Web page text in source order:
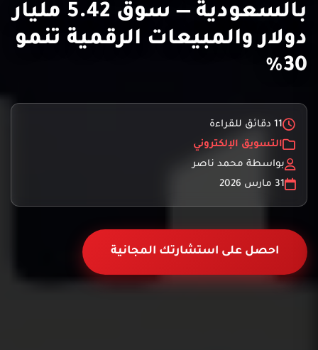
بالسعودية — سوق 5.42 مليار
دولار والمبيعات الرقمية تنمو
30%
11 دقائق للقراءة
التسويق الإلكتروني
بواسطة محمد ناصر
31 مارس 2026
احصل على استشارتك المجانية